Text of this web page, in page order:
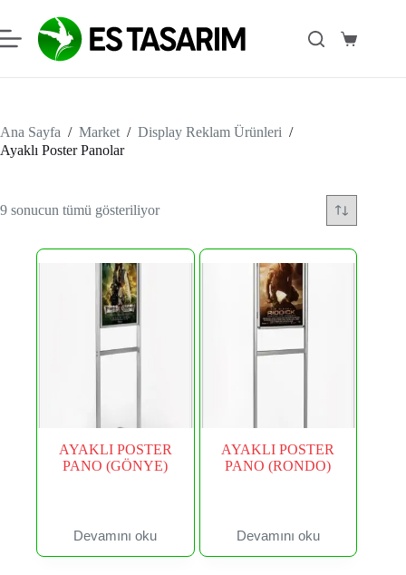
content
Shopping
Ana Sayfa / Market / Display Reklam Ürünleri /
Ayaklı Poster Panolar
9 sonucun tümü gösteriliyor
AYAKLI POSTER
PANO (GÖNYE)
Devamını oku
AYAKLI POSTER
PANO (RONDO)
Devamını oku